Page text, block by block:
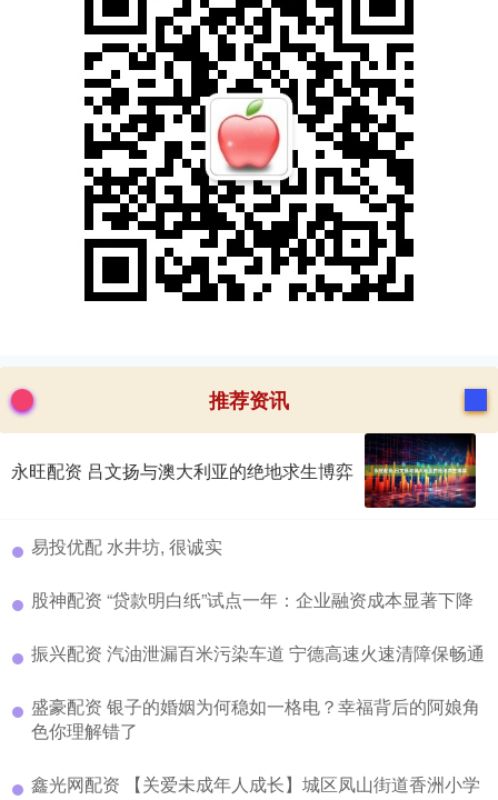
推荐资讯
永旺配资 吕文扬与澳大利亚的绝地求生博弈
​易投优配 水井坊, 很诚实
​股神配资 “贷款明白纸”试点一年：企业融资成本显著下降
​振兴配资 汽油泄漏百米污染车道 宁德高速火速清障保畅通
​盛豪配资 银子的婚姻为何稳如一格电？幸福背后的阿娘角
色你理解错了
​鑫光网配资 【关爱未成年人成长】城区凤山街道香洲小学